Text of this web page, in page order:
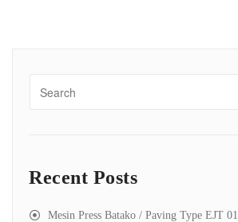
Recent Posts
Mesin Press Batako / Paving Type EJT 01